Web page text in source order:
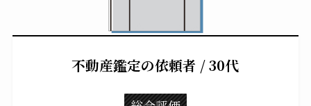
不動産鑑定の依頼者 / 30代